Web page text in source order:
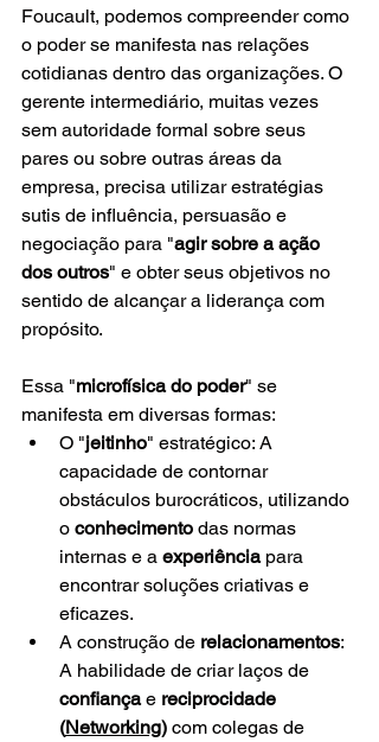
Foucault, podemos compreender como
o poder se manifesta nas relações
cotidianas dentro das organizações. O
gerente intermediário, muitas vezes
sem autoridade formal sobre seus
pares ou sobre outras áreas da
empresa, precisa utilizar estratégias
sutis de influência, persuasão e
negociação para "agir sobre a ação
dos outros" e obter seus objetivos no
sentido de alcançar a liderança com
propósito.
Essa "microfísica do poder" se
manifesta em diversas formas:
O "jeitinho" estratégico: A
capacidade de contornar
obstáculos burocráticos, utilizando
o conhecimento das normas
internas e a experiência para
encontrar soluções criativas e
eficazes.
A construção de relacionamentos:
A habilidade de criar laços de
confiança e reciprocidade
(Networking) com colegas de